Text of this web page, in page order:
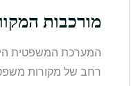
מורכבות
המערכת המשפטית
רחב של מקורות